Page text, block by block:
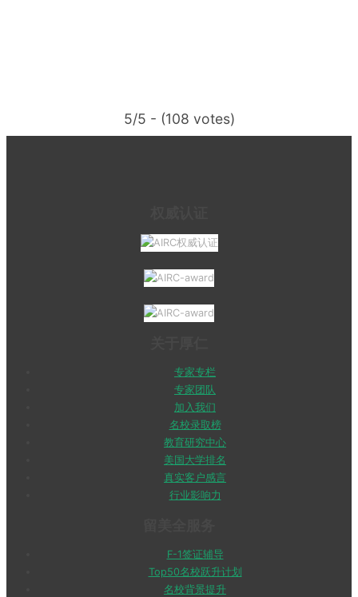
5/5 - (108 votes)
专家专栏
专家团队
加入我们
名校录取榜
教育研究中心
美国大学排名
真实客户感言
行业影响力
F-1签证辅导
Top50名校跃升计划
名校背景提升